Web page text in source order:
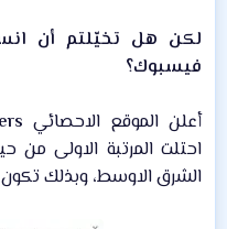
لكن هل تخيّلتم أن
فيسبوك؟
أعلن الموقع الاحصائي
احتلت المرتبة الاولى
الشرق الاوسط، وبذلك